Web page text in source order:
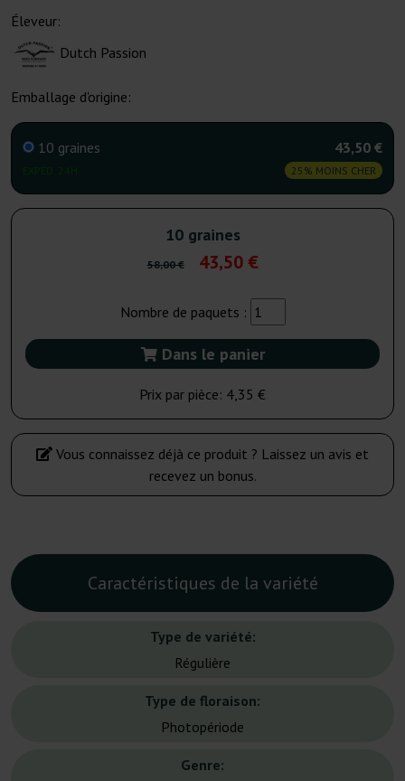
Éleveur:
Dutch Passion
Emballage d'origine:
10 graines 43,50 €
25% MOINS CHER
10 graines
58,00 € 43,50 €
Nombre de paquets :
Dans le panier
Prix par pièce: 4,35 €
Vous connaissez déjà ce produit ? Laissez un avis et
recevez un bonus.
Caractéristiques de la variété
Type de variété:
Régulière
Type de floraison:
Photopériode
Genre: